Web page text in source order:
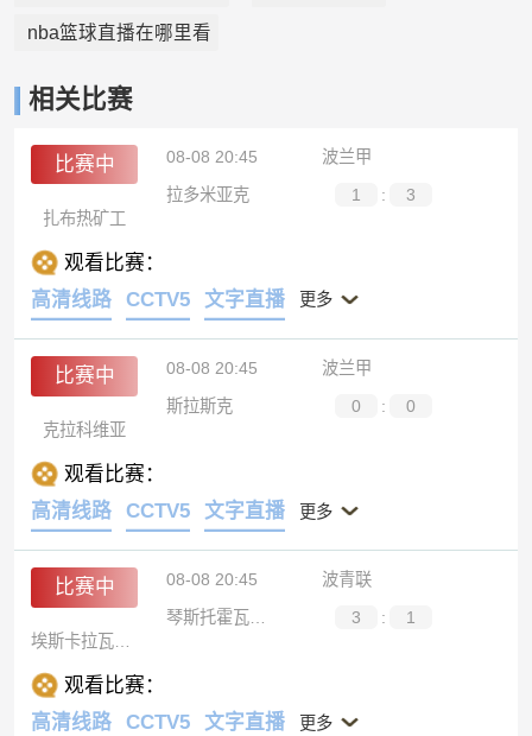
nba篮球直播在哪里看
相关比赛
比赛中 08-08 20:45
波兰甲
拉多米亚克
1 :
3
扎布热矿工
观看比赛：
高清线路
CCTV5 文字直播 更多
比赛中 08-08 20:45
波兰甲
斯拉斯克
0 :
0
克拉科维亚
观看比赛：
高清线路
CCTV5 文字直播 更多
比赛中 08-08 20:45
波青联
琴斯托霍瓦青年队
3 :
1
埃斯卡拉瓦索维亚青年队
观看比赛：
高清线路
CCTV5 文字直播 更多